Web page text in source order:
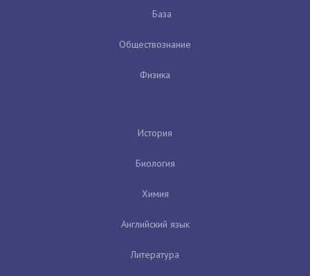
База
Обществознание
Физика
История
Биология
Химия
Английский язык
Литература